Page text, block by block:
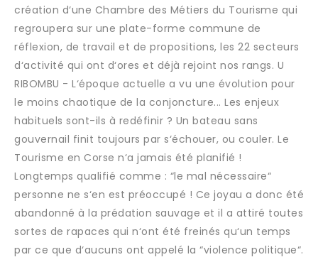
création d‘une Chambre des Métiers du Tourisme qui
regroupera sur une plate-forme commune de
réflexion, de travail et de propositions, les 22 secteurs
d‘activité qui ont d‘ores et déjà rejoint nos rangs. U
RIBOMBU - L‘époque actuelle a vu une évolution pour
le moins chaotique de la conjoncture... Les enjeux
habituels sont-ils à redéfinir ? Un bateau sans
gouvernail finit toujours par s‘échouer, ou couler. Le
Tourisme en Corse n‘a jamais été planifié !
Longtemps qualifié comme : “le mal nécessaire“
personne ne s‘en est préoccupé ! Ce joyau a donc été
abandonné à la prédation sauvage et il a attiré toutes
sortes de rapaces qui n‘ont été freinés qu‘un temps
par ce que d‘aucuns ont appelé la “violence politique“.